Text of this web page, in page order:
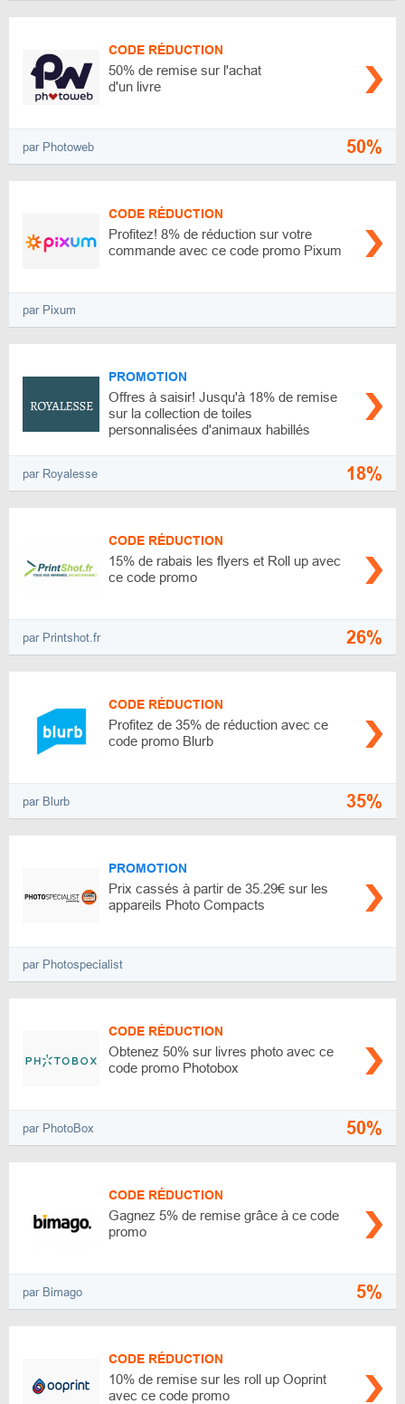
CODE RÉDUCTION
50% de remise sur l'achat
d'un livre
par Photoweb 50%
CODE RÉDUCTION
Profitez! 8% de réduction sur votre
commande avec ce code promo Pixum
par Pixum
PROMOTION
Offres à saisir! Jusqu'à 18% de remise
sur la collection de toiles
personnalisées d'animaux habillés
par Royalesse 18%
CODE RÉDUCTION
15% de rabais les flyers et Roll up avec
ce code promo
par Printshot.fr 26%
CODE RÉDUCTION
Profitez de 35% de réduction avec ce
code promo Blurb
par Blurb 35%
PROMOTION
Prix cassés à partir de 35.29€ sur les
appareils Photo Compacts
par Photospecialist
CODE RÉDUCTION
Obtenez 50% sur livres photo avec ce
code promo Photobox
par PhotoBox 50%
CODE RÉDUCTION
Gagnez 5% de remise grâce à ce code
promo
par Bimago 5%
CODE RÉDUCTION
10% de remise sur les roll up Ooprint
avec ce code promo